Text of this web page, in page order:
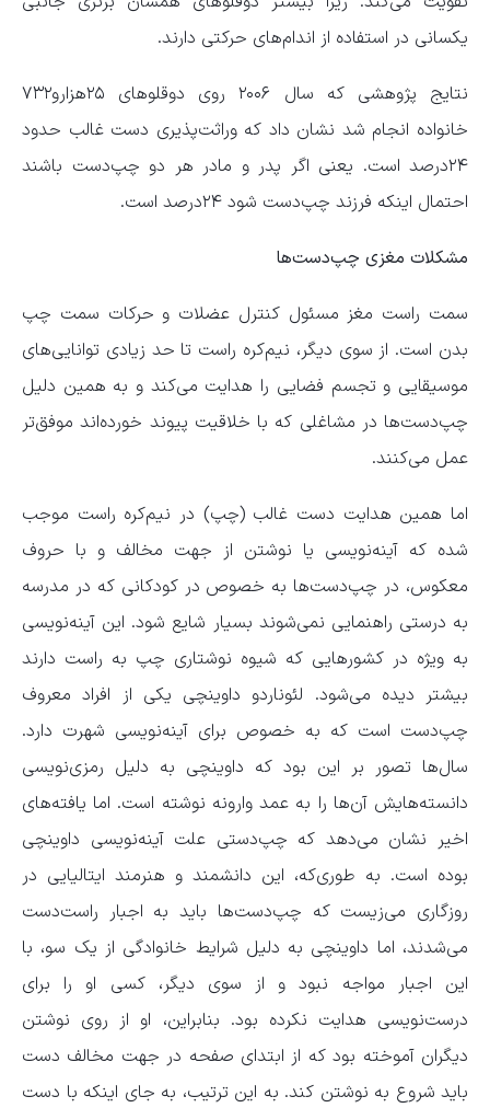
یکسانی در استفاده از اندام‌های حرکتی دارند.
نتایج پژوهشی که سال ۲۰۰۶ روی دوقلو‌های ۲۵هزارو۷۳۲
خانواده انجام شد نشان داد که وراثت‌پذیری دست غالب حدود
۲۴درصد است. یعنی اگر پدر و مادر هر دو چپ‌دست باشند
احتمال اینکه فرزند چپ‌دست شود ۲۴درصد است.
مشکلات مغزی چپ‌دست‌ها
سمت راست مغز مسئول کنترل عضلات و حرکات سمت چپ
بدن است. از سوی دیگر، نیم‌کره راست تا حد زیادی توانایی‌های
موسیقایی و تجسم فضایی را هدایت می‌کند و به‌ همین‌ دلیل
چپ‌دست‌ها در مشاغلی که با خلاقیت پیوند خورده‌اند موفق‌تر
عمل می‌کنند.
اما همین هدایت دست غالب (چپ) در نیم‌کره راست موجب
شده که آینه‌نویسی یا نوشتن از جهت مخالف و با حروف
معکوس، در چپ‌دست‌ها به‌ خصوص در کودکانی که در مدرسه
به‌ درستی راهنمایی نمی‌شوند بسیار شایع شود. این آینه‌نویسی
به‌ ویژه در کشور‌هایی که شیوه نوشتاری چپ به راست دارند
بیشتر دیده می‌شود. لئوناردو داوینچی یکی از افراد معروف
چپ‌دست است که به‌ خصوص برای آینه‌نویسی شهرت دارد.
سال‌ها تصور بر این بود که داوینچی به‌ دلیل رمزی‌نویسی
دانسته‌هایش آن‌ها را به‌ عمد وارونه نوشته است. اما یافته‌های
اخیر نشان می‌دهد که چپ‌دستی علت آینه‌نویسی داوینچی
بوده است. به‌ طوری‌که، این دانشمند و هنرمند ایتالیایی در
روزگاری می‌زیست که چپ‌دست‌ها باید به‌ اجبار راست‌دست
می‌شدند، اما داوینچی به‌ دلیل شرایط خانوادگی از یک‌ سو، با
این اجبار مواجه نبود و از سوی دیگر، کسی او را برای
درست‌نویسی هدایت نکرده بود. بنابراین، او از روی نوشتن
دیگران آموخته بود که از ابتدای صفحه در جهت مخالف دست
باید شروع به نوشتن کند. به‌ این‌ ترتیب، به‌ جای اینکه با دست